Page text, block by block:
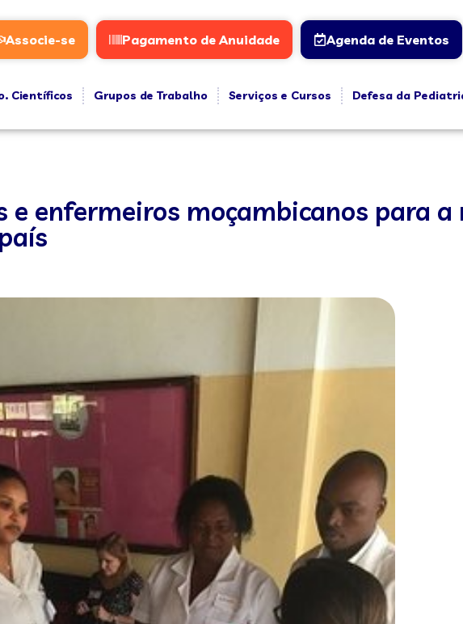
Associe-se Pagamento de Anuidade Agenda de Eventos
Científicos Grupos de Trabalho Serviços e Cursos
Defesa da
enfermeiros moçambicanos para a